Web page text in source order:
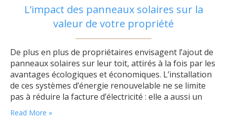
L’impact des panneaux solaires sur la
valeur de votre propriété
De plus en plus de propriétaires envisagent l’ajout de
panneaux solaires sur leur toit, attirés à la fois par les
avantages écologiques et économiques. L’installation
de ces systèmes d’énergie renouvelable ne se limite
pas à réduire la facture d’électricité : elle a aussi un
effet direct sur la valeur immobilière du bien. Les
conséquences concrètes sur la vente et l’attractivité
Read More »